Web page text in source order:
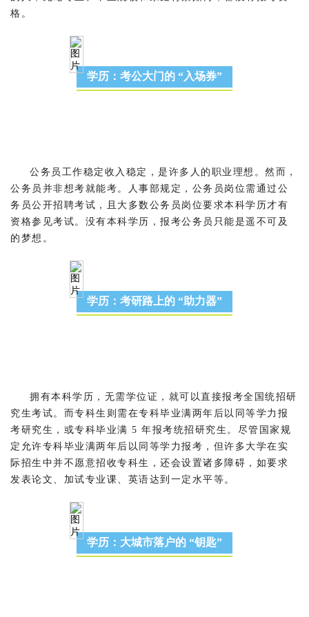
格。
学历：考公大门的 “入场券”
公务员工作稳定收入稳定，是许多人的职业理想。然而，
公务员并非想考就能考。人事部规定，公务员岗位需通过公
务员公开招聘考试，且大多数公务员岗位要求本科学历才有
资格参见考试。没有本科学历，报考公务员只能是遥不可及
的梦想。
学历：考研路上的 “助力器”
拥有本科学历，无需学位证，就可以直接报考全国统招研
究生考试。而专科生则需在专科毕业满两年后以同等学力报
考研究生，或专科毕业满 5 年报考统招研究生。尽管国家规
定允许专科毕业满两年后以同等学力报考，但许多大学在实
际招生中并不愿意招收专科生，还会设置诸多障碍，如要求
发表论文、加试专业课、英语达到一定水平等。
学历：大城市落户的 “钥匙”